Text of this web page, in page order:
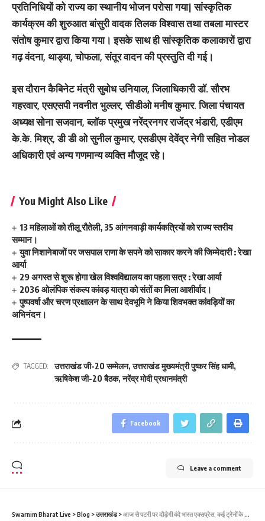
प्रतिनिधियों को राज्य का स्थानीय भोजन परोसा गया| सांस्कृतिक
कार्यक्रम की शुरुआत बांसुरी वादक तिलक विश्वास तथा तबला मास्टर
संतोष कुमार द्वारा किया गया। इसके साथ ही सांस्कृतिक कलाकारों द्वारा
गढ़ वंदना, थाड्या, चोफला, संतूर वादन की प्रस्तुति दी गई।
इस दौरान कैबिनेट मंत्री सुबोध उनियाल, जिलाधिकारी डॉ. सौरभ
गहरवार, एसएसपी नवनीत भुल्लर, सीडीओ मनीष कुमार. जिला पंचायत
अध्यक्ष सोना सजवान, ब्लॉक प्रमुख नरेंद्रनगर राजेंद्र भंडारी, एडीएम
के.के. मिश्र, डी डी ओ सुनील कुमार, एसडीएम देवेंद्र नेगी सहित नोडल
अधिकारी एवं अन्य गणमान्य व्यक्ति मौजूद रहे।
You Might Also Like
13 महिलाओं को तीलू रौतेली, 35 आंगनवाड़ी कार्यकत्रियों को राज्य स्तरीय
सम्मान।
युवा निशानेबाजों पर जसपाल राणा के सपने को साकार करने की जिम्मेदारी : रेखा
आर्या
29 अगस्त से शुरू होगा खेल विश्वविद्यालय का पहला सत्र : रेखा आर्या
2036 ओलंपिक संकल्प कांवड़ यात्रा को संतों का मिला आशीर्वाद।
पुष्पवर्षा और चरण प्रक्षालन के साथ देवभूमि ने किया शिवभक्त कांवड़ियों का
अभिनंदन।
TAGGED: उत्तराखंड जी-20 सम्मेलन,उत्तराखंड मुख्यमंत्री पुष्कर सिंह धामी,
ऋषिकेश जी-20 बैठक,नरेंद्र मोदी प्रधानमंत्री
Facebook
Leave a comment
Swarnim Bharat Live >Blog >उत्तराखंड>आज से पटरी पर दौड़ेगी वंदे भारत एक्सप्रेस, कई ट्रेनों के समय में हुआ बदलाव, ट्रेनों का समय देखकर ही स्टेशन पहुंचे यात्री